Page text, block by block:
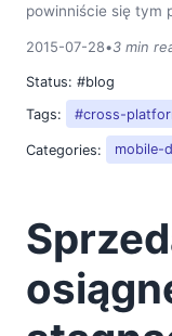
11
12
2012
2011
2008
2007
powinniście się tym
2015-07-28•3 min
Status: #blog
Tags:
#cross-
Categories: mobile-